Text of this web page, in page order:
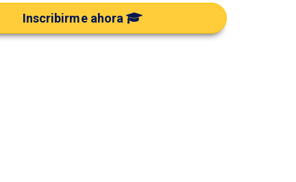
Inscribirme ahora